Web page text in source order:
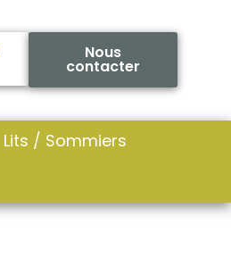
Nous
contacter
Lits / Sommiers